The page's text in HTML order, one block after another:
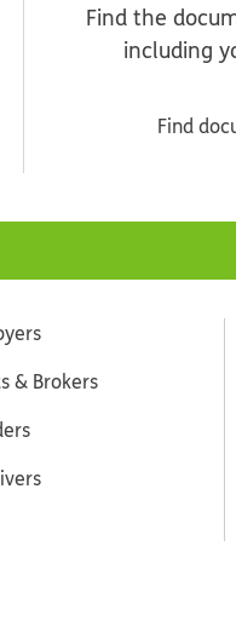
Find the
including
Find
& Brokers